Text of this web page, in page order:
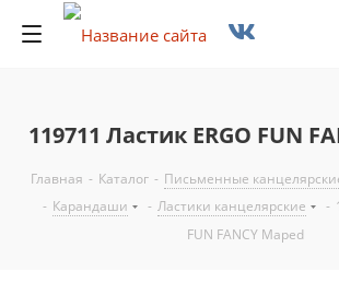
119711 Ластик ERGO FUN
Главная - Каталог - Письменные
- Карандаши - Ластики канцелярские -
FUN FANCY Maped